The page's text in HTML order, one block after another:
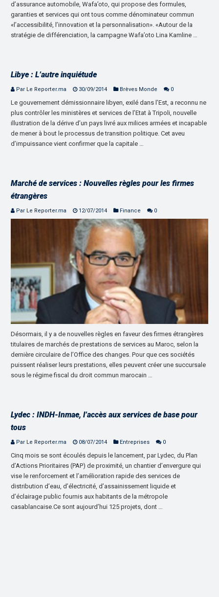
d’assurance automobile, Wafa’oto, qui propose des formules,
garanties et services qui ont tous comme dénominateur commun
«l’accessibilité, l’innovation et la personnalisation». «Autour de la
stratégie de différenciation, la campagne Wafa’oto Lina Kamline …
Libye : L’autre inquiétude
Par Le Reporter.ma 30/09/2014 Brèves Monde 0
Le gouvernement démissionnaire libyen, exilé dans l’Est, a reconnu ne
plus contrôler les ministères et services de l’Etat à Tripoli, nouvelle
illustration de la dérive d’un pays livré aux milices armées et incapable
de mener à bout le processus de transition politique. Cet aveu
d’impuissance vient confirmer que la capitale …
Marché de services : Nouvelles règles pour les firmes
étrangères
Par Le Reporter.ma 12/07/2014 Finance 0
Désormais, il y a de nouvelles règles en faveur des firmes étrangères
titulaires de marchés de prestations de services au Maroc, selon la
dernière circulaire de l’Office des changes. Pour que ces sociétés
puissent réaliser leurs prestations, elles peuvent créer une succursale
sous le régime fiscal du droit commun marocain …
Lydec : INDH-Inmae, l’accès aux services de base pour
tous
Par Le Reporter.ma 08/07/2014 Entreprises 0
Cinq mois se sont écoulés depuis le lancement, par Lydec, du Plan
d’Actions Prioritaires (PAP) de proximité, un chantier d’envergure qui
vise le renforcement et l’amélioration rapide des services de
distribution d’eau, d’électricité, d’assainissement liquide et
d’éclairage public fournis aux habitants de la métropole
casablancaise.Ce sont aujourd’hui 125 projets, dont …